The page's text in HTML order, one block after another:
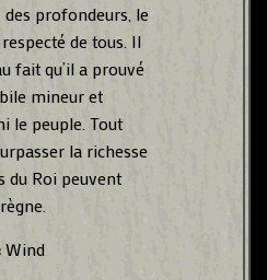
des profondeurs, le
de tous. Il
fait qu’il a prouvé
mineur et
le peuple. Tout
la richesse
du Roi peuvent
Wind